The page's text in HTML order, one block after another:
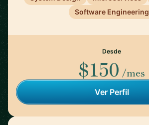
Software Engineering
Desde
$150 /mes
Ver Perfil